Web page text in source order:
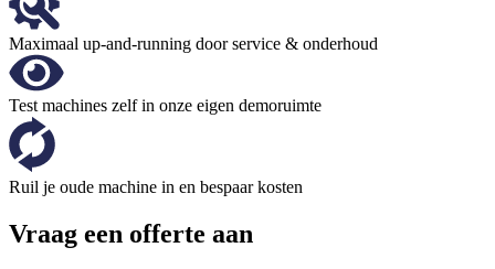
Maximaal up-and-running door service & onderhoud
Test machines zelf in onze eigen demoruimte
Ruil je oude machine in en bespaar kosten
Vraag een offerte aan